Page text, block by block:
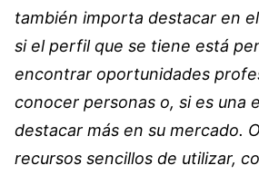
también importa destacar en
si el perfil que se tiene está
encontrar oportunidades
conocer personas o, si es una
destacar más en su mercado.
recursos sencillos de utilizar,